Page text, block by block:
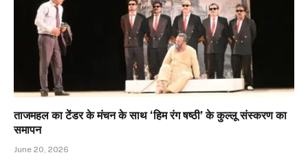
ताजमहल का टेंडर के मंचन के साथ ‘हिम रंग षष्ठी’ के कुल्लू संस्करण का
समापन
June 20, 2026